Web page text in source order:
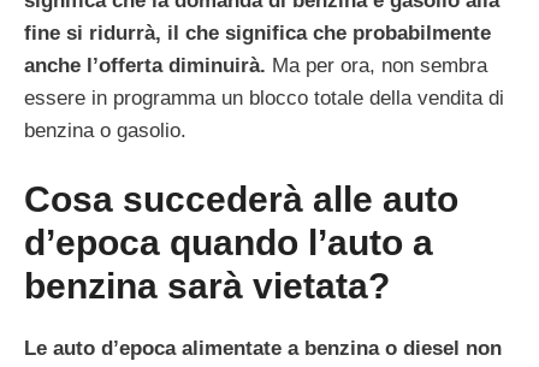
fine si ridurrà, il che significa che probabilmente
anche l’offerta diminuirà. Ma per ora, non sembra
essere in programma un blocco totale della vendita di
benzina o gasolio.
Cosa succederà alle auto
d’epoca quando l’auto a
benzina sarà vietata?
Le auto d’epoca alimentate a benzina o diesel non